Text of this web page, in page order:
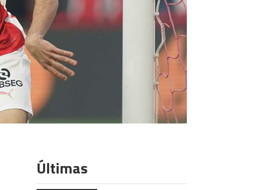
Últimas